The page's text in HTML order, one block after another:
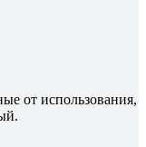
от использования,